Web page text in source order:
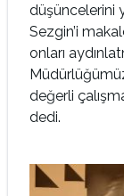
düşüncelerini
Sezgin’i
onları
değerli
dedi.